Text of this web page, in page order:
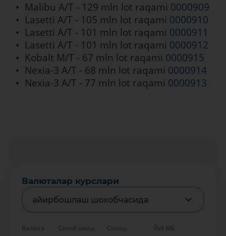
Malibu A/T - 129 mln lot raqami 0000909
Lasetti A/T - 105 mln lot raqami 0000910
Lasetti A/T - 101 mln lot raqami 0000911
Lasetti A/T - 101 mln lot raqami 0000912
Kobalt M/T - 67 mln lot raqami 0000915
Nexia-3 A/T - 68 mln lot raqami 0000914
Nexia-3 A/T - 77 mln lot raqami 0000913
Валюталар курслари
айирбошлаш шохобчасида
Валюта Сотиб олиш Сотиш Ўзб МБ